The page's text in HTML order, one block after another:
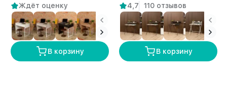
амаретто
Ждёт оценку
В корзину
белый/амаретто
4,7 110 отзывов
В корзину